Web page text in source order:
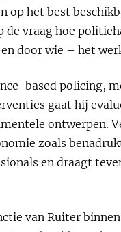
het best
vraag hoe
door wie – het
based policing,
gaat hij
ontwerpen.
zoals
en draagt
van Ruiter